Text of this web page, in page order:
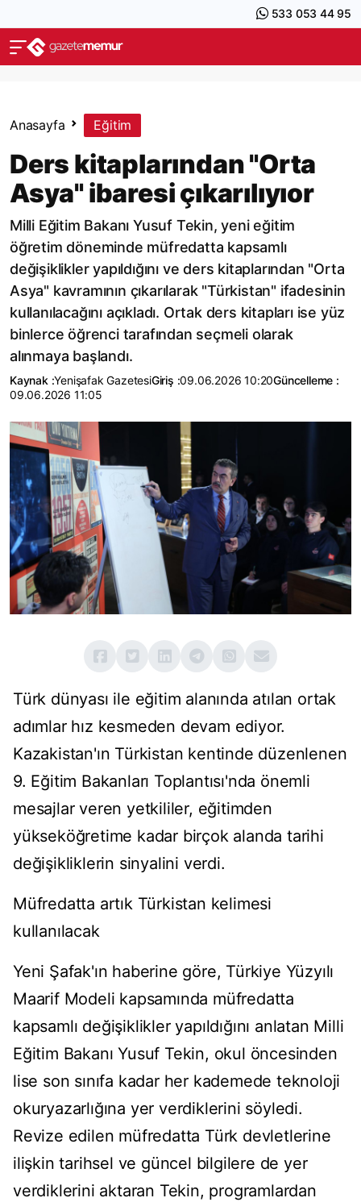
533 053 44 95
Anasayfa Eğitim
Ders kitaplarından "Orta
Asya" ibaresi çıkarılıyıor
Milli Eğitim Bakanı Yusuf Tekin, yeni eğitim
öğretim döneminde müfredatta kapsamlı
değişiklikler yapıldığını ve ders kitaplarından "Orta
Asya" kavramının çıkarılarak "Türkistan" ifadesinin
kullanılacağını açıkladı. Ortak ders kitapları ise yüz
binlerce öğrenci tarafından seçmeli olarak
alınmaya başlandı.
Kaynak :Yenişafak GazetesiGiriş :09.06.2026 10:20Güncelleme :
09.06.2026 11:05
Türk dünyası ile eğitim alanında atılan ortak
adımlar hız kesmeden devam ediyor.
Kazakistan'ın Türkistan kentinde düzenlenen
9. Eğitim Bakanları Toplantısı'nda önemli
mesajlar veren yetkililer, eğitimden
yükseköğretime kadar birçok alanda tarihi
değişikliklerin sinyalini verdi.
Müfredatta artık Türkistan kelimesi
kullanılacak
Yeni Şafak'ın haberine göre, Türkiye Yüzyılı
Maarif Modeli kapsamında müfredatta
kapsamlı değişiklikler yapıldığını anlatan Milli
Eğitim Bakanı Yusuf Tekin, okul öncesinden
lise son sınıfa kadar her kademede teknoloji
okuryazarlığına yer verdiklerini söyledi.
Revize edilen müfredatta Türk devletlerine
ilişkin tarihsel ve güncel bilgilere de yer
verdiklerini aktaran Tekin, programlardan